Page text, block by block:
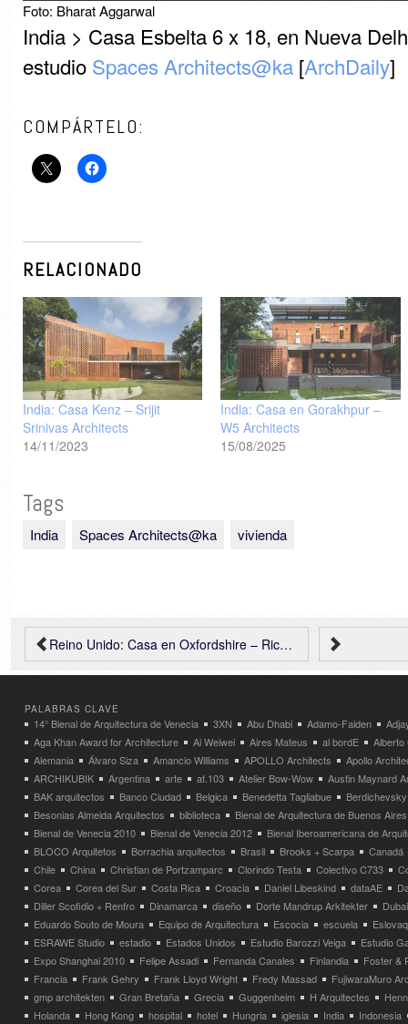
Foto: Bharat Aggarwal
India > Casa Esbelta 6 x 18, en Nueva
estudio Spaces Architects@ka[ArchDaily]
COMPÁRTELO:
RELACIONADO
India: Casa Kenz – Srijit
Srinivas Architects
14/11/2023
India: Casa en Gorakhpur –
W5 Architects
15/08/2025
Tags
India Spaces Architects@ka vivienda
Reino Unido: Casa en Oxfordshire – Richard Parr Associates
PALABRAS CLAVE
14° Bienal de Arquitectura de Venecia 3XN Abu Dhabi Adamo-Faiden
Aga Khan Award for Architecture
Ai Weiwei Aires Mateus al bordE
Alberto
Alemania
Álvaro Siza Amancio Williams APOLLO Architects
Apollo
ARCHIKUBIK
Argentina arte at.103 Atelier Bow-Wow
Austin Maynard
BAK arquitectos
Banco Ciudad Belgica Benedetta Tagliabue
Besonias Almeida Arquitectos
biblioteca
Bienal de Arquitectura de Buenos Aires
Bienal de Venecia 2010
Bienal de Venecia 2012
Bienal Iberoamericana de
BLOCO Arquitetos
Borrachia arquitectos Brasil Brooks + Scarpa
Canadá
Chile
China Christian de Portzamparc Clorindo Testa Colectivo C733
Corea
Corea del Sur Costa Rica Croacia Daniel Libeskind dataAE
Diller Scofidio + Renfro
Dinamarca diseño Dorte Mandrup Arkitekter
Dubai
Eduardo Souto de Moura
Equipo de Arquitectura Escocia escuela
ESRAWE Studio
estadio Estados Unidos Estudio Barozzi Veiga
Estudio
Expo Shanghai 2010
Felipe Assadi Fernanda Canales Finlandia
Foster &
Francia
Frank Gehry Frank Lloyd Wright Fredy Massad
FujiwaraMuro
gmp architekten
Gran Bretaña Grecia Guggenheim H Arquitectes
Holanda
Hong Kong hospital hotel Hungria iglesia India
Indonesia